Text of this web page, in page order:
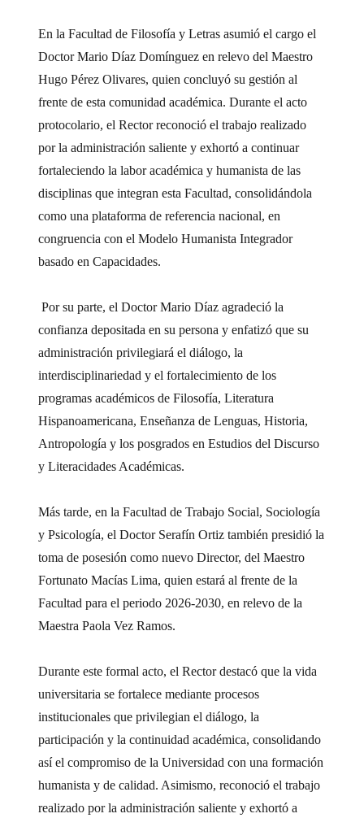
En la Facultad de Filosofía y Letras asumió el cargo el
Doctor Mario Díaz Domínguez en relevo del Maestro
Hugo Pérez Olivares, quien concluyó su gestión al
frente de esta comunidad académica. Durante el acto
protocolario, el Rector reconoció el trabajo realizado
por la administración saliente y exhortó a continuar
fortaleciendo la labor académica y humanista de las
disciplinas que integran esta Facultad, consolidándola
como una plataforma de referencia nacional, en
congruencia con el Modelo Humanista Integrador
basado en Capacidades.
Por su parte, el Doctor Mario Díaz agradeció la
confianza depositada en su persona y enfatizó que su
administración privilegiará el diálogo, la
interdisciplinariedad y el fortalecimiento de los
programas académicos de Filosofía, Literatura
Hispanoamericana, Enseñanza de Lenguas, Historia,
Antropología y los posgrados en Estudios del Discurso
y Literacidades Académicas.
Más tarde, en la Facultad de Trabajo Social, Sociología
y Psicología, el Doctor Serafín Ortiz también presidió la
toma de posesión como nuevo Director, del Maestro
Fortunato Macías Lima, quien estará al frente de la
Facultad para el periodo 2026-2030, en relevo de la
Maestra Paola Vez Ramos.
Durante este formal acto, el Rector destacó que la vida
universitaria se fortalece mediante procesos
institucionales que privilegian el diálogo, la
participación y la continuidad académica, consolidando
así el compromiso de la Universidad con una formación
humanista y de calidad. Asimismo, reconoció el trabajo
realizado por la administración saliente y exhortó a